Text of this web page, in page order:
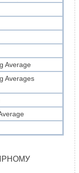
Average
Averages